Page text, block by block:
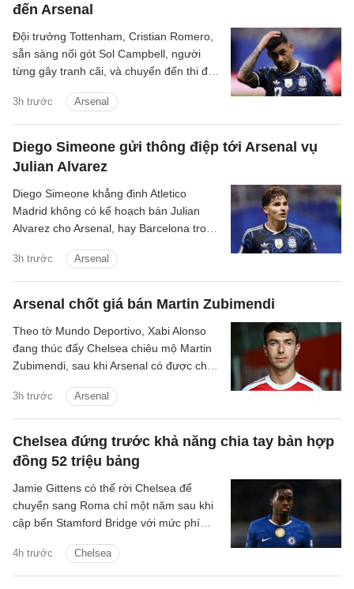
đến Arsenal
3h trước Arsenal
Đội trưởng Tottenham, Cristian Romero,
sẵn sàng nối gót Sol Campbell, người
từng gây tranh cãi, và chuyển đến thi đấu
Diego Simeone gửi thông điệp tới Arsenal vụ
Julian Alvarez
3h trước Arsenal
Diego Simeone khẳng định Atletico
Madrid không có kế hoạch bán Julian
Alvarez cho Arsenal, hay Barcelona trong
Arsenal chốt giá bán Martin Zubimendi
3h trước Arsenal
Theo tờ Mundo Deportivo, Xabi Alonso
đang thúc đẩy Chelsea chiêu mộ Martin
Zubimendi, sau khi Arsenal có được chữ
Chelsea đứng trước khả năng chia tay bản hợp
đồng 52 triệu bảng
4h trước Chelsea
Jamie Gittens có thể rời Chelsea để
chuyển sang Roma chỉ một năm sau khi
cập bến Stamford Bridge với mức phí